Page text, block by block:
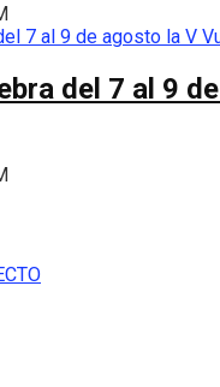
del 7 al 9